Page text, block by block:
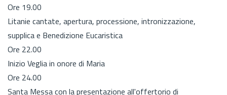
Ore 19.00
Litanie cantate, apertura, processione, intronizzazione,
supplica e Benedizione Eucaristica
Ore 22.00
Inizio Veglia in onore di Maria
Ore 24.00
Santa Messa con la presentazione all'offertorio di